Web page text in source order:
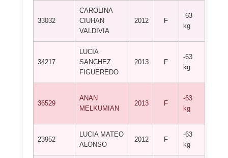
33032
CAROLINA
CIUHAN
VALDIVIA
2012 F
-63
kg
34217
LUCIA
SANCHEZ
FIGUEREDO
2013 F
-63
kg
36529
ANAN
MELKUMIAN
2013 F
-63
kg
23952
LUCIA MATEO
ALONSO
2012 F
-63
kg